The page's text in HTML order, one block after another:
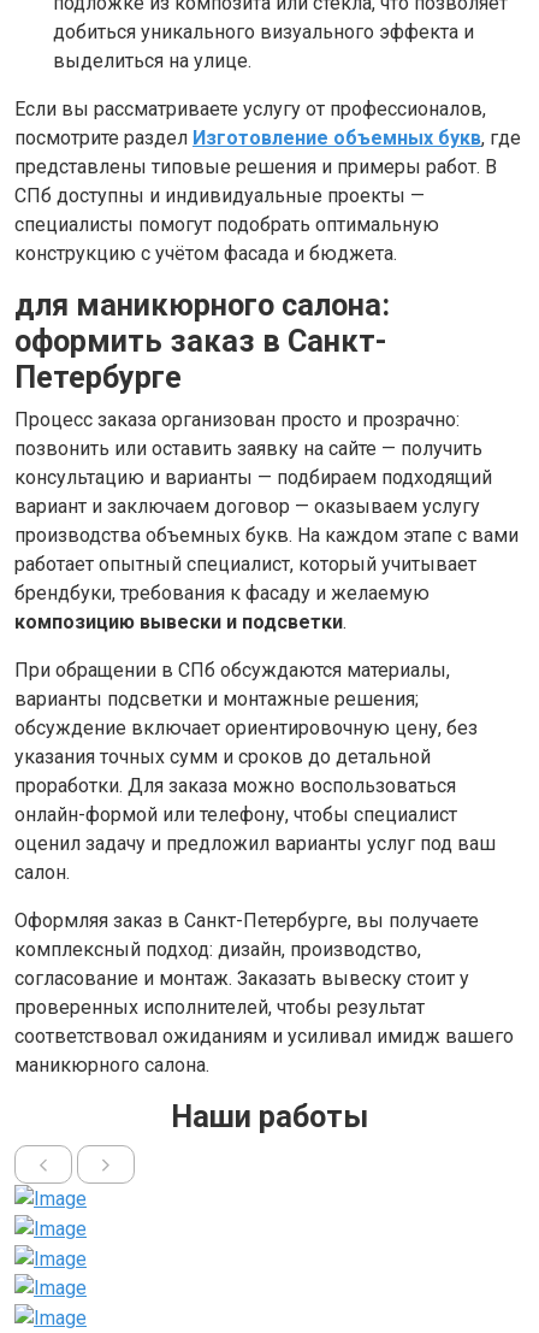
добиться уникального визуального эффекта и
выделиться на улице.
Если вы рассматриваете услугу от профессионалов,
посмотрите раздел Изготовление объемных букв, где
представлены типовые решения и примеры работ. В
СПб доступны и индивидуальные проекты —
специалисты помогут подобрать оптимальную
конструкцию с учётом фасада и бюджета.
для маникюрного салона:
оформить заказ в Санкт-
Петербурге
Процесс заказа организован просто и прозрачно:
позвонить или оставить заявку на сайте — получить
консультацию и варианты — подбираем подходящий
вариант и заключаем договор — оказываем услугу
производства объемных букв. На каждом этапе с вами
работает опытный специалист, который учитывает
брендбуки, требования к фасаду и желаемую
композицию вывески и подсветки.
При обращении в СПб обсуждаются материалы,
варианты подсветки и монтажные решения;
обсуждение включает ориентировочную цену, без
указания точных сумм и сроков до детальной
проработки. Для заказа можно воспользоваться
онлайн-формой или телефону, чтобы специалист
оценил задачу и предложил варианты услуг под ваш
салон.
Оформляя заказ в Санкт-Петербурге, вы получаете
комплексный подход: дизайн, производство,
согласование и монтаж. Заказать вывеску стоит у
проверенных исполнителей, чтобы результат
соответствовал ожиданиям и усиливал имидж вашего
маникюрного салона.
Наши работы